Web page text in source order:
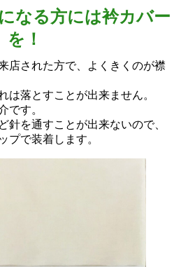
なる方には衿カバー
を！
店された方で、よくきくのが襟
は落とすことが出来ません。
です。
針を通すことが出来ないので、
プで装着します。